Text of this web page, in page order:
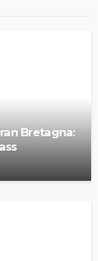
Bretagna: